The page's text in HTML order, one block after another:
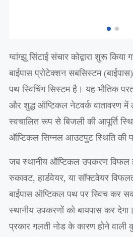
ग्वांग्झू सिंटाई संचार कोद्वारा शुरू
बाईपास प्रोटेक्शन सबसिस्टम
पथ स्विचिंग सिस्टम है। यह भौतिक
और शुद्ध ऑप्टिकल नेटवर्क वातावरण में
स्वचालित रूप से बिजली की आपूर्ति
ऑप्टिकल सिग्नल आउटपुट स्थिति की
जब स्थानीय ऑप्टिकल उपकरण विफल
रुकावट, हार्डवेयर, या सॉफ्टवेयर
बाईपास ऑप्टिकल पथ पर स्विच कर
स्थानीय उपकरणों को बायपास कर
प्रकार गलती नोड के कारण होने वाली